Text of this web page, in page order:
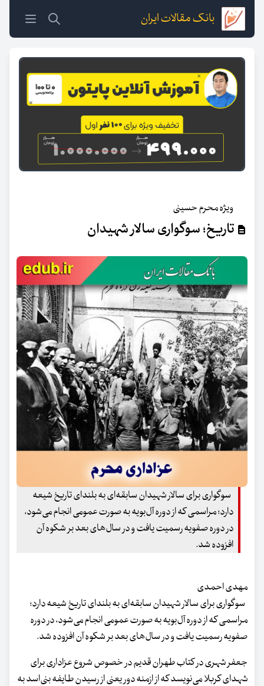
بانک مقالات ایران
ویژه محرم حسینی
تاریخ؛ سوگواری سالار شهیدان
سوگواری برای سالار شهیدان سابقه‌ای به بلندای تاریخ شیعه
دارد؛ مراسمی که از دوره‌ آل‌بویه به صورت عمومی انجام می‌شود،
در دوره صفویه رسمیت یافت و در سال‌های بعد بر شکوه آن
افزوده شد.
مهدی احمدی
سوگواری برای سالار شهیدان سابقه‌ای به بلندای تاریخ شیعه دارد؛
مراسمی که از دوره‌ آل‌بویه به صورت عمومی انجام می‌شود، در دوره
صفویه رسمیت یافت و در سال‌های بعد بر شکوه آن افزوده شد.
جعفر شهری در کتاب طهران قدیم در خصوص شروع عزاداری برای
شهدای کربلا می‌نویسد که از ازمنه دور یعنی از رسیدن طایفه بنی‌اسد به